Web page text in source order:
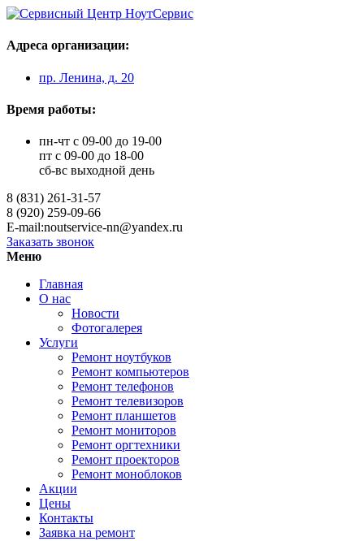
Адреса организации:
пр. Ленина, д. 20
Время работы:
пн-чт с 09-00 до 19-00
пт с 09-00 до 18-00
сб-вс выходной день
8 (831) 261-31-57
8 (920) 259-09-66
E-mail:noutservice-nn@yandex.ru
Заказать звонок
Меню
Главная
О нас
Новости
Фотогалерея
Услуги
Ремонт ноутбуков
Ремонт компьютеров
Ремонт телефонов
Ремонт телевизоров
Ремонт планшетов
Ремонт мониторов
Ремонт оргтехники
Ремонт проекторов
Ремонт моноблоков
Акции
Цены
Контакты
Заявка на ремонт